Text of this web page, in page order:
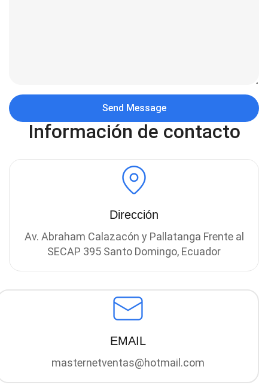
Información de contacto
Dirección
Av. Abraham Calazacón y Pallatanga Frente al
SECAP 395 Santo Domingo, Ecuador
EMAIL
masternetventas@hotmail.com